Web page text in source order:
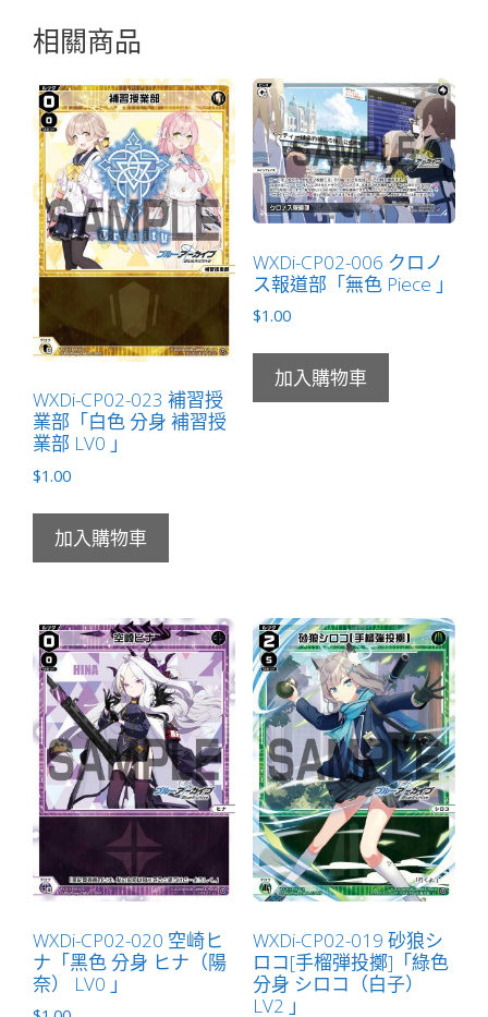
LB」
量
相關商品
WXDi-CP02-023 補習授
業部「白色 分身 補習授
業部 LV0 」
$1.00
加入購物車
WXDi-CP02-006 クロノ
ス報道部「無色 Piece 」
$1.00
加入購物車
WXDi-CP02-020 空崎ヒ
ナ「黑色 分身 ヒナ（陽
奈） LV0 」
WXDi-CP02-019 砂狼シ
ロコ[手榴弾投擲]「綠色
分身 シロコ（白子）
LV2 」